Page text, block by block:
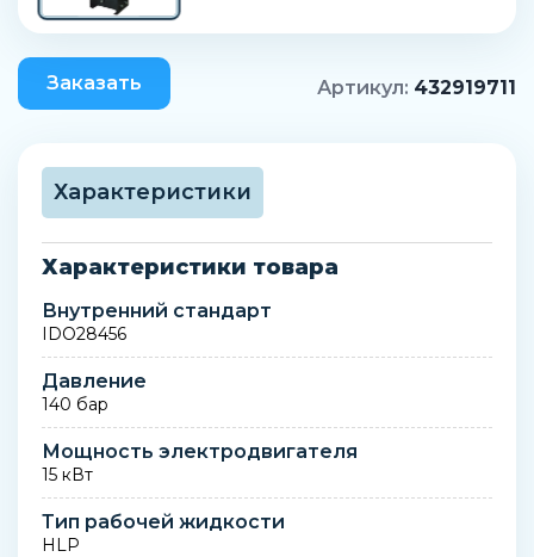
Заказать Артикул: 432919711
Характеристики
Характеристики товара
Внутренний стандарт
IDO28456
Давление
140 бар
Мощность электродвигателя
15 кВт
Тип рабочей жидкости
HLP